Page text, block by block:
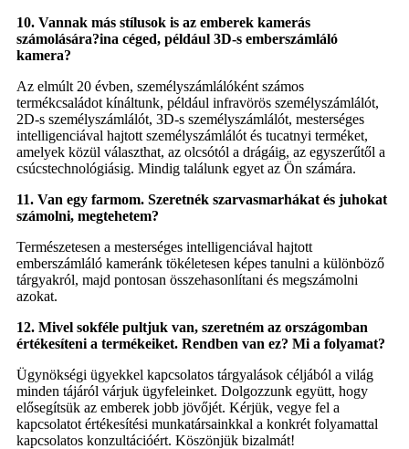
10. Vannak más stílusok is az emberek kamerás
számolására?ina céged, például 3D-s emberszámláló
kamera?
Az elmúlt 20 évben, személyszámlálóként számos
termékcsaládot kínáltunk, például infravörös személyszámlálót,
2D-s személyszámlálót, 3D-s személyszámlálót, mesterséges
intelligenciával hajtott személyszámlálót és tucatnyi terméket,
amelyek közül választhat, az olcsótól a drágáig, az egyszerűtől a
csúcstechnológiásig. Mindig találunk egyet az Ön számára.
11. Van egy farmom. Szeretnék szarvasmarhákat és juhokat
számolni, megtehetem?
Természetesen a mesterséges intelligenciával hajtott
emberszámláló kameránk tökéletesen képes tanulni a különböző
tárgyakról, majd pontosan összehasonlítani és megszámolni
azokat.
12. Mivel sokféle pultjuk van, szeretném az országomban
értékesíteni a termékeiket. Rendben van ez? Mi a folyamat?
Ügynökségi ügyekkel kapcsolatos tárgyalások céljából a világ
minden tájáról várjuk ügyfeleinket. Dolgozzunk együtt, hogy
elősegítsük az emberek jobb jövőjét. Kérjük, vegye fel a
kapcsolatot értékesítési munkatársainkkal a konkrét folyamattal
kapcsolatos konzultációért. Köszönjük bizalmát!